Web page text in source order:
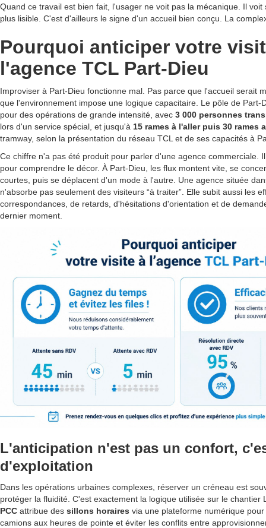
Quand ce travail est bien fait, l'usager ne voit pas la mécanique. Il voit
plus lisible. C'est d'ailleurs le signe d'un accueil bien conçu. La
Pourquoi anticiper votre
l'agence TCL Part-Dieu
Improviser à Part-Dieu fonctionne mal. Pas parce que l'accueil serait
que l'environnement impose une logique capacitaire. Le pôle de Part-
pour des opérations de grande intensité, avec 3 000 personnes
lors d'un service spécial, et jusqu'à 15 rames à l'aller puis 30 rames
tramway, selon la présentation du réseau TCL et de ses capacités à
Ce chiffre n'a pas été produit pour parler d'une agence commerciale.
pour comprendre le décor. À Part-Dieu, les flux montent vite, se
courtes, puis se déplacent d'un mode à l'autre. Une agence située
n'absorbe pas seulement des visiteurs “à traiter”. Elle subit aussi les
correspondances, de retards, d'hésitations d'orientation et de
dernier moment.
L'anticipation n'est pas un confort,
d'exploitation
Dans les opérations urbaines complexes, réserver un créneau est
protéger la fluidité. C'est exactement la logique utilisée sur le chantier
PCC attribue des sillons horaires via une plateforme numérique
camions aux heures de pointe et éviter les conflits entre